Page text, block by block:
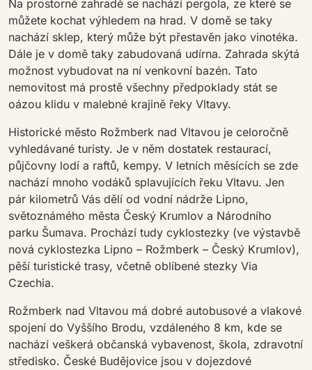
Na prostorné zahradě se nachází pergola, ze které se
můžete kochat výhledem na hrad. V domě se taky
nachází sklep, který může být přestavěn jako vinotéka.
Dále je v domě taky zabudovaná udírna. Zahrada skýtá
možnost vybudovat na ní venkovní bazén. Tato
nemovitost má prostě všechny předpoklady stát se
oázou klidu v malebné krajině řeky Vltavy.
Historické město Rožmberk nad Vltavou je celoročně
vyhledávané turisty. Je v něm dostatek restaurací,
půjčovny lodí a raftů, kempy. V letních měsících se zde
nachází mnoho vodáků splavujících řeku Vltavu. Jen
pár kilometrů Vás dělí od vodní nádrže Lipno,
světoznámého města Český Krumlov a Národního
parku Šumava. Prochází tudy cyklostezky (ve výstavbě
nová cyklostezka Lipno – Rožmberk – Český Krumlov),
pěší turistické trasy, včetně oblíbené stezky Via
Czechia.
Rožmberk nad Vltavou má dobré autobusové a vlakové
spojení do Vyššího Brodu, vzdáleného 8 km, kde se
nachází veškerá občanská vybavenost, škola, zdravotní
středisko. České Budějovice jsou v dojezdové